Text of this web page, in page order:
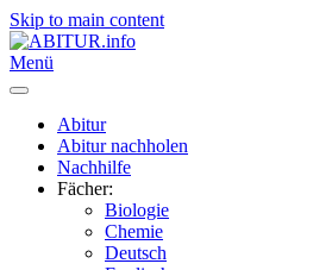
Skip to main content
Menü
Abitur
Abitur nachholen
Nachhilfe
Fächer:
Biologie
Chemie
Deutsch